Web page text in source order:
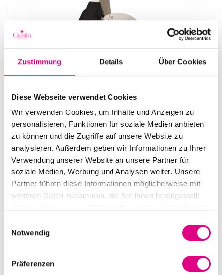
Zustimmung Details Über Cookies
Diese Webseite verwendet Cookies
Wir verwenden Cookies, um Inhalte und Anzeigen zu
personalisieren, Funktionen für soziale Medien anbieten
zu können und die Zugriffe auf unsere Website zu
analysieren. Außerdem geben wir Informationen zu Ihrer
Verwendung unserer Website an unsere Partner für
soziale Medien, Werbung und Analysen weiter. Unsere
Partner führen diese Informationen möglicherweise mit
weiteren Daten zusammen, die Sie ihnen bereitgestellt
Wir nutzen auf unserer Webseite Techniken, mit deren
Hilfe wir auf Daten in Ihrem Endgerät zugreifen oder dort
ablegen. Dadurch werden auch personenbezogene
Notwendig
Präferenzen
FlaschenButler schwarz für 2 Spühflaschen
Preis von
€7.50 Details